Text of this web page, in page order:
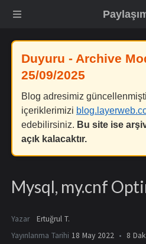
Duyuru - Archive
25/09/2025
Blog adresimiz
içeriklerimizi
edebilirsiniz. Bu site ise
açık kalacaktır.
Mysql, my.cnf
Yazar Ertuğrul T.
Yayınlanma Tarihi 18 May 2022 8